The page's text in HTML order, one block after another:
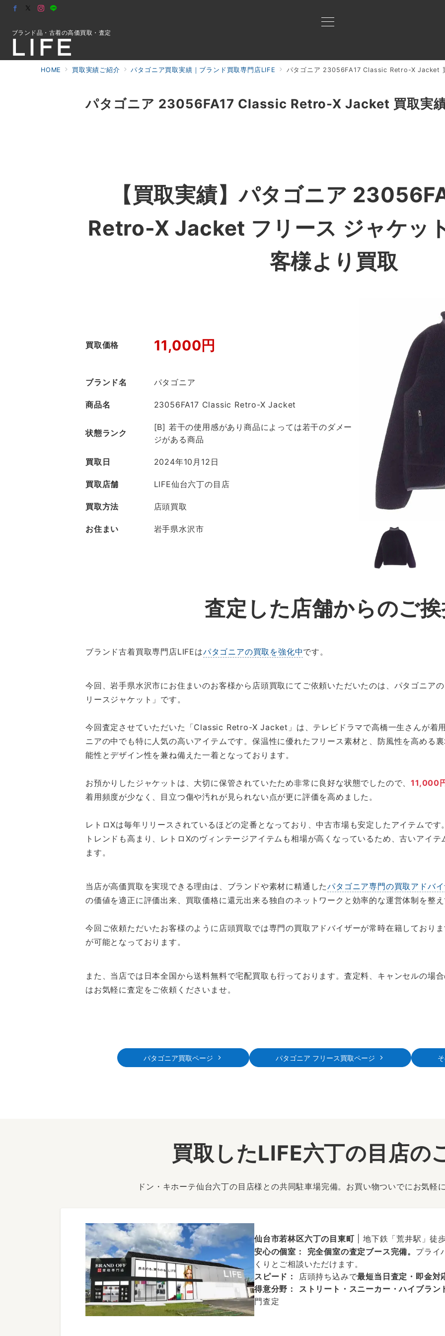
ブランド品・古着の高価買取・査定
HOME 買取実績ご紹介 パタゴニア買取実績｜ブランド買取専門店LIFE パタゴニア 23056FA17 Classic Retro-X Jacket
パタゴニア 23056FA17 Classic Retro-X Jacket 買取実
【買取実績】パタゴニア
Retro-X Jacket フリース ジャケッ
客様より買取
買取価格 11,000円
ブランド名 パタゴニア
商品名 23056FA17 Classic Retro-X Jacket
状態ランク
[B] 若干の使用感があり商品によっては若干のダメー
ジがある商品
買取日 2024年10月12日
買取店舗 LIFE仙台六丁の目店
買取方法 店頭買取
お住まい 岩手県水沢市
査定した店舗からのご
ブランド古着買取専門店LIFEはパタゴニアの買取を強化中です。
今回、岩手県水沢市にお住まいのお客様から店頭買取にてご依頼いただいたのは、パタゴニ
リースジャケット」です。
今回査定させていただいた「Classic Retro-X Jacket」は、テレビドラマで高橋一生さんが着
ニアの中でも特に人気の高いアイテムです。保温性に優れたフリース素材と、防風性を高める
能性とデザイン性を兼ね備えた一着となっております。
お預かりしたジャケットは、大切に保管されていたため非常に良好な状態でしたので、11,000
着用頻度が少なく、目立つ傷や汚れが見られない点が更に評価を高めました。
レトロXは毎年リリースされているほどの定番となっており、中古市場も安定したアイテムで
トレンドも高まり、レトロXのヴィンテージアイテムも相場が高くなっているため、古いアイ
ます。
当店が高価買取を実現できる理由は、ブランドや素材に精通したパタゴニア専門の買取アドバ
の価値を適正に評価出来、買取価格に還元出来る独自のネットワークと効率的な運営体制を整
今回ご依頼ただいたお客様のように店頭買取では専門の買取アドバイザーが常時在籍しており
が可能となっております。
また、当店では日本全国から送料無料で宅配買取も行っております。査定料、キャンセルの場
はお気軽に査定をご依頼くださいませ。
パタゴニア買取ページ パタゴニア フリース買取ページ
買取したLIFE六丁の目店の
ドン・キホーテ仙台六丁の目店様との共同駐車場完備。お買い物ついでにお気軽
仙台市若林区六丁の目東町| 地下鉄「荒井駅」徒
安心の個室：
完全個室の査定ブース完備。 プライ
くりとご相談いただけます。
スピード：
店頭持ち込みで最短当日査定・即金対
得意分野：
ストリート・スニーカー・ハイブラン
門査定